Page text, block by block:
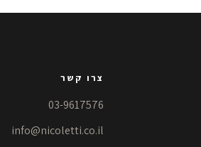
צרו קשר
03-9617576
info@nicoletti.co.il